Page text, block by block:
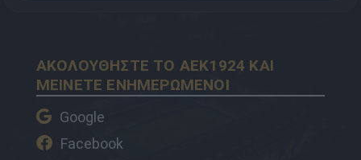
ΑΚΟΛΟΥΘΗΣΤΕ ΤΟ AEK1924 ΚΑΙ
ΜΕΙΝΕΤΕ ΕΝΗΜΕΡΩΜΕΝΟΙ
Google
Facebook